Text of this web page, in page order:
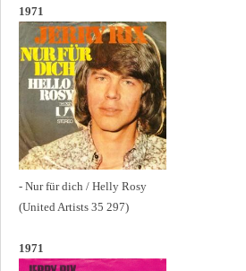
1971
- Nur für dich / Helly Rosy
(United Artists 35 297)
1971